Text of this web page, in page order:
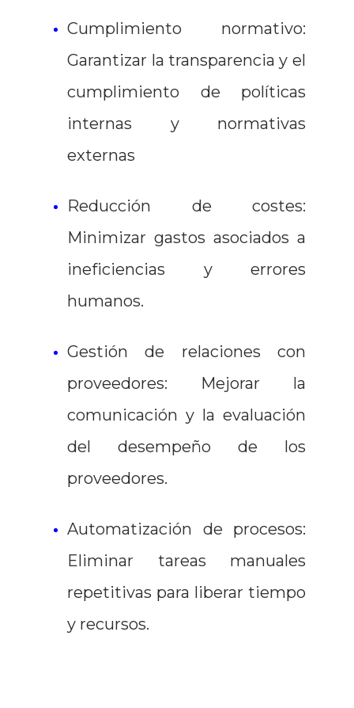
Cumplimiento normativo:
Garantizar la transparencia y el
cumplimiento de políticas
internas y normativas
externas
Reducción de costes:
Minimizar gastos asociados a
ineficiencias y errores
humanos.
Gestión de relaciones con
proveedores: Mejorar la
comunicación y la evaluación
del desempeño de los
proveedores.
Automatización de procesos:
Eliminar tareas manuales
repetitivas para liberar tiempo
y recursos.